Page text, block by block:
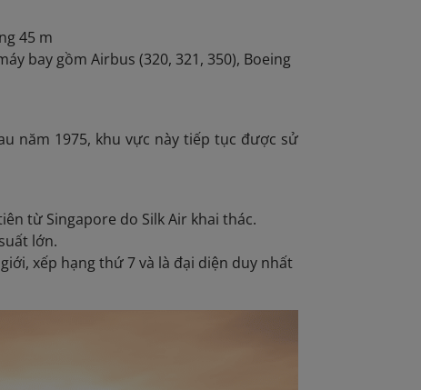
45 m
bay gồm Airbus (320, 321, 350), Boeing
năm 1975, khu vực này tiếp tục được sử
từ Singapore do Silk Air khai thác.
lớn.
xếp hạng thứ 7 và là đại diện duy nhất